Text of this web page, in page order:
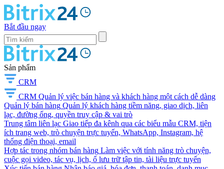
Bắt đầu ngay
Sản phẩm
CRM
CRM Quản lý việc bán hàng và khách hàng một cách dễ dàng
Quản lý bán hàng Quản lý khách hàng tiềm năng, giao dịch, liên
lạc, đường ống, quyền truy cập & vai trò
Trung tâm liên lạc Giao tiếp đa kênh qua các biểu mẫu CRM, tiện
ích trang web, trò chuyện trực tuyến, WhatsApp, Instagram, hệ
thống điện thoại, email
Hợp tác trong nhóm bán hàng Làm việc với tính năng trò chuyện,
cuộc gọi video, tác vụ, lịch, ổ lưu trữ tập tin, tài liệu trực tuyến